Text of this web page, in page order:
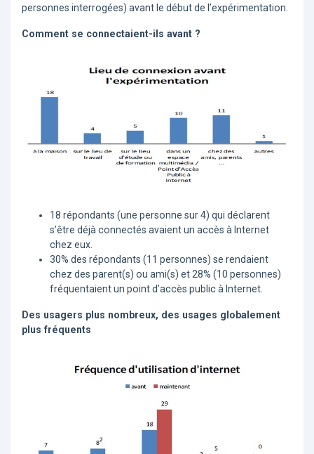
personnes interrogées) avant le début de l’expérimentation.
Comment se connectaient-ils avant ?
18 répondants (une personne sur 4) qui déclarent
s’être déjà connectés avaient un accès à Internet
chez eux.
30% des répondants (11 personnes) se rendaient
chez des parent(s) ou ami(s) et 28% (10 personnes)
fréquentaient un point d’accès public à Internet.
Des usagers plus nombreux, des usages globalement
plus fréquents